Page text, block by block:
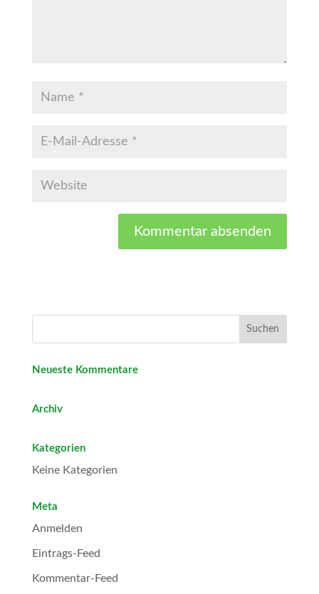
Neueste Kommentare
Archiv
Kategorien
Keine Kategorien
Meta
Anmelden
Eintrags-Feed
Kommentar-Feed